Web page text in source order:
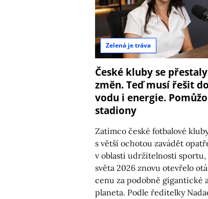
Zelená je tráva
České kluby se
změn. Teď musí řešit
vodu i energie.
stadiony
Zatímco české fotbalové
s větší ochotou zavádět
v oblasti udržitelnosti
světa 2026 znovu otevřelo
cenu za podobně gigantické
planeta. Podle ředitelky